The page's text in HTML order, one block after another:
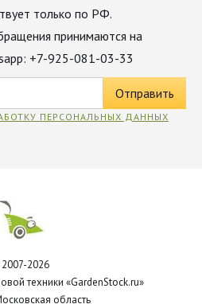
только по РФ.
принимаются на
+7-925-081-03-33
ПЕРСОНАЛЬНЫХ ДАННЫХ
2026
техники «GardenStock.ru»
область